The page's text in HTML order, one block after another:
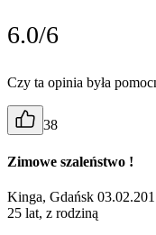
6.0/6
Czy ta opinia była
38
Zimowe szaleństwo !
Kinga, Gdańsk
25 lat, z rodziną